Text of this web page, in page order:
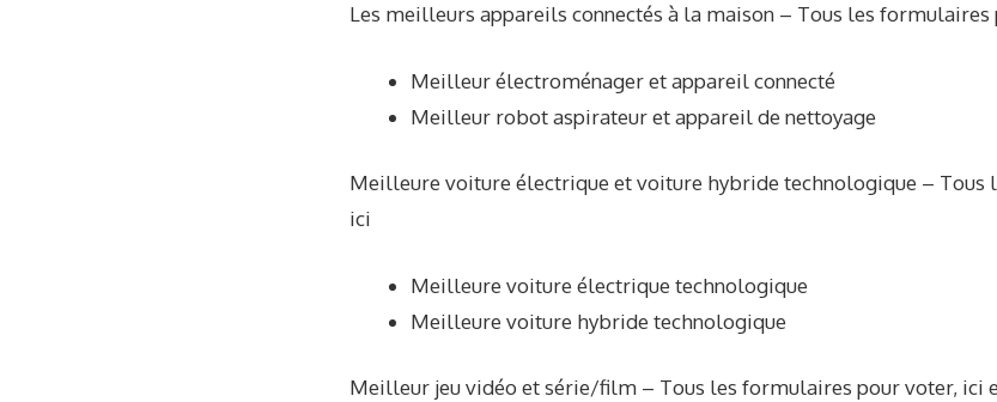
Les meilleurs appareils connectés à la maison – Tous les formulaires
Meilleur électroménager et appareil connecté
Meilleur robot aspirateur et appareil de nettoyage
Meilleure voiture électrique et voiture hybride technologique – Tous
ici
Meilleure voiture électrique technologique
Meilleure voiture hybride technologique
Meilleur jeu vidéo et série/film – Tous les formulaires pour voter, ici